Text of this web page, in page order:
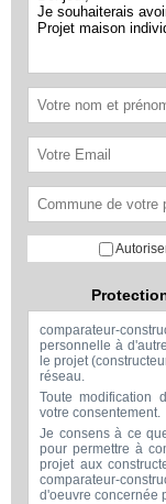
comparateur-
personnelle à
le projet
réseau.
Toute modification
votre consentement.
Je consens à ce
pour permettre à
projet aux
comparateur-
d'oeuvre concernée